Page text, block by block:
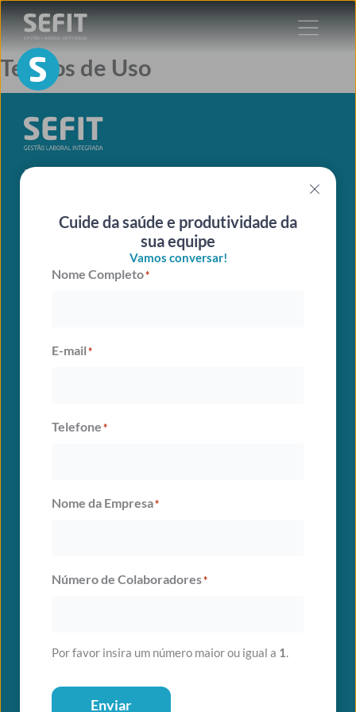
conteúdo
Termos de Uso
Nós sabemos como elevar a produtividade da sua empresa!
Conteúdos
Conteúdos exclusivos
Cadastrar
Contato
Cuide da saúde e produtividade da
sua equipe
Vamos conversar!
Nome Completo*
E-mail*
Telefone*
Nome da Empresa*
Número de Colaboradores*
Por favor insira um número maior ou igual a 1.
Enviar